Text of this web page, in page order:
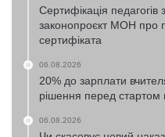
Сертифікація
законопроєкт МОН про
сертифіката
06.08.2026
20% до зарплати
рішення перед стартом
06.08.2026